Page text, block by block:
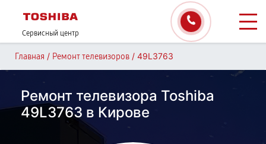
Сервисный центр
Главная / Ремонт телевизоров / 49L3763
Ремонт телевизора Toshiba
49L3763 в Кирове